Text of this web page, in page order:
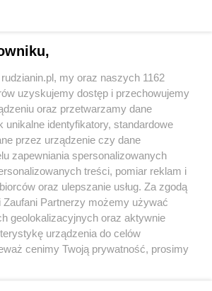
lokalnych
prywatności regulamin korzystania z portali
Skontakuj sięz nami
Kontakt
Wydawca
Redakcja
my oraz naszych 1162
uzyskujemy dostęp i przechowujemy
oraz przetwarzamy dane
unikalne identyfikatory, standardowe
przez urządzenie czy dane
zapewniania spersonalizowanych
treści, pomiar reklam i
oraz ulepszanie usług. Za zgodą
Partnerzy możemy używać
geolokalizacyjnych oraz aktywnie
urządzenia do celów
cenimy Twoją prywatność, prosimy